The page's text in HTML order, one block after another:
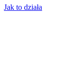
Jak to działa